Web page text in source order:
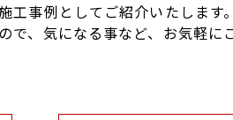
工事例としてご紹介いたします
で、気になる事など、お気軽に